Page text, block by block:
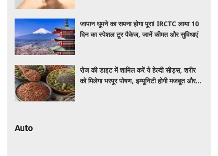
जापान घूमने का सपना होगा पूरा! IRCTC लाया 10
दिन का स्पेशल टूर पैकेज, जानें कीमत और सुविधाएं
रोज की डाइट में शामिल करें ये हेल्दी सीड्स, शरीर
को मिलेगा भरपूर पोषण, इम्यूनिटी होगी मजबूत और
Auto